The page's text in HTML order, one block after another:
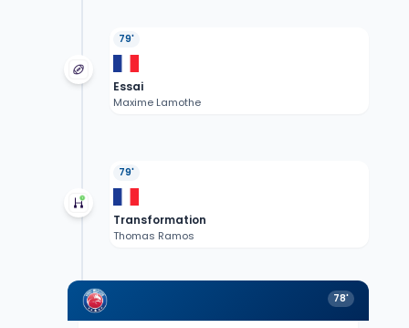
79'
Essai
Maxime Lamothe
79'
Transformation
Thomas Ramos
78'